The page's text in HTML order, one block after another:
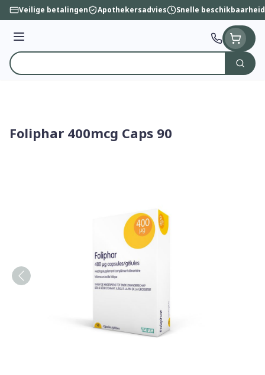
Ga naar de inhoud
Veilige betalingen Apothekersadvies Snelle beschikbaarheid
Menu
Product, merk, categorie...
Zoek
Foliphar 400mcg Caps 90